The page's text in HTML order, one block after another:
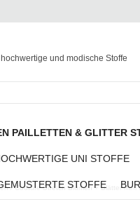
hochwertige und modische Stoffe
PAILLETTEN & GLITTER
UNI STOFFE
STOFFE
/Couture Stretch Blumen + Blätter